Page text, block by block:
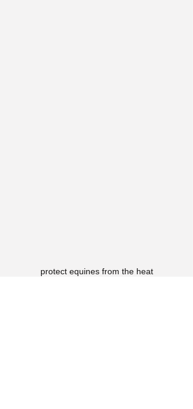
protect equines from the heat